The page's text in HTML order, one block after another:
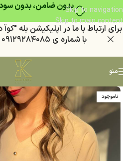
بدون ضامن، بدونSkip to navigation
Skip to main content
براي ارتباط با ما در اپليكيشن بله "كوآ
با شماره ي ٠٩١٢٩٢٨٤٠٨٥
منو
ناموجود